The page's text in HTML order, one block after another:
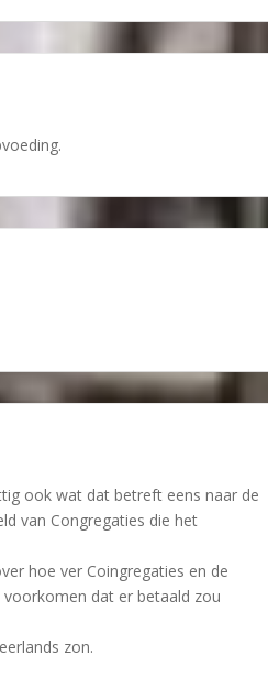
ook wat dat betreft eens naar de
van Congregaties die het
hoe ver Coingregaties en de
voorkomen dat er betaald zou
zon.